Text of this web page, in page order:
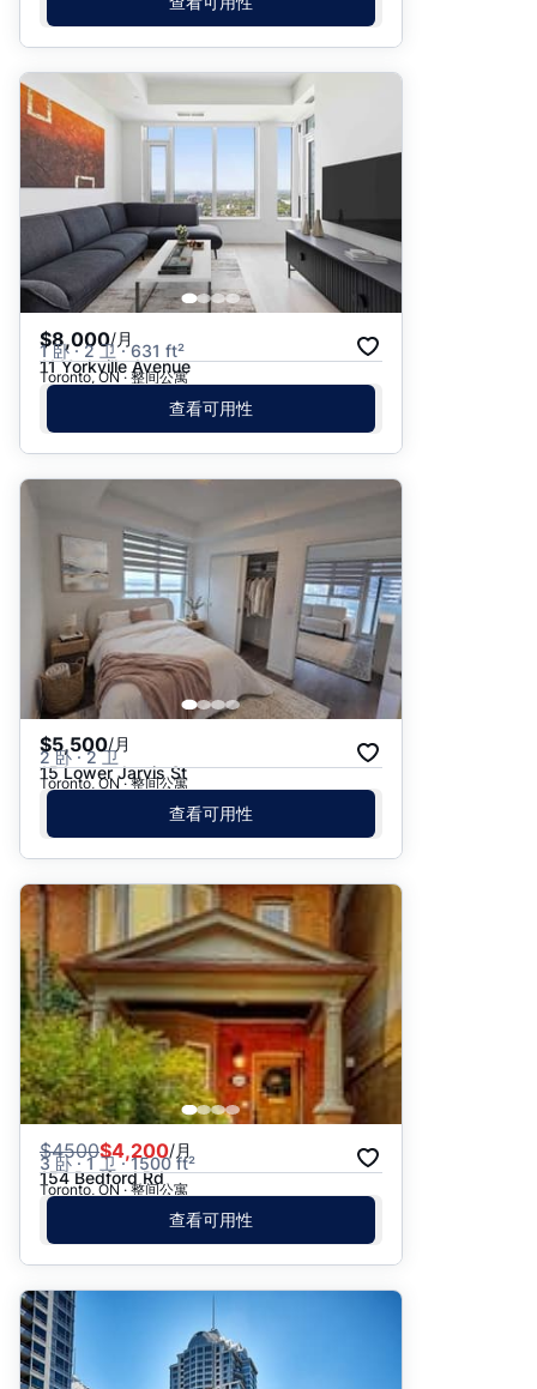
$8,000/月
1 卧 · 2 卫 · 631 ft²
11 Yorkville Avenue
Toronto, ON · 整间公寓
查看可用性
$5,500/月
2 卧 · 2 卫
15 Lower Jarvis St
Toronto, ON · 整间公寓
查看可用性
$4500$4,200/月
3 卧 · 1 卫 · 1500 ft²
154 Bedford Rd
Toronto, ON · 整间公寓
查看可用性